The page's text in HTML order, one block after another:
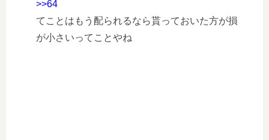
>>64
てことはもう配られるなら貰っておいた方が損
が小さいってことやね